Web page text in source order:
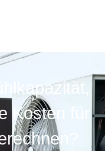
Kosten für